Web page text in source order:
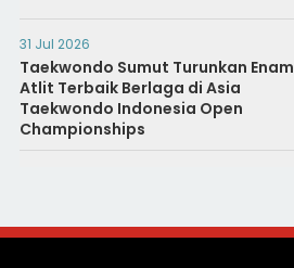
31 Jul 2026
Taekwondo Sumut Turunkan Enam
Atlit Terbaik Berlaga di Asia
Taekwondo Indonesia Open
Championships